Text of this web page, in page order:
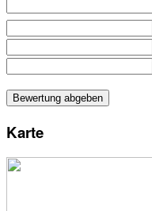
Karte